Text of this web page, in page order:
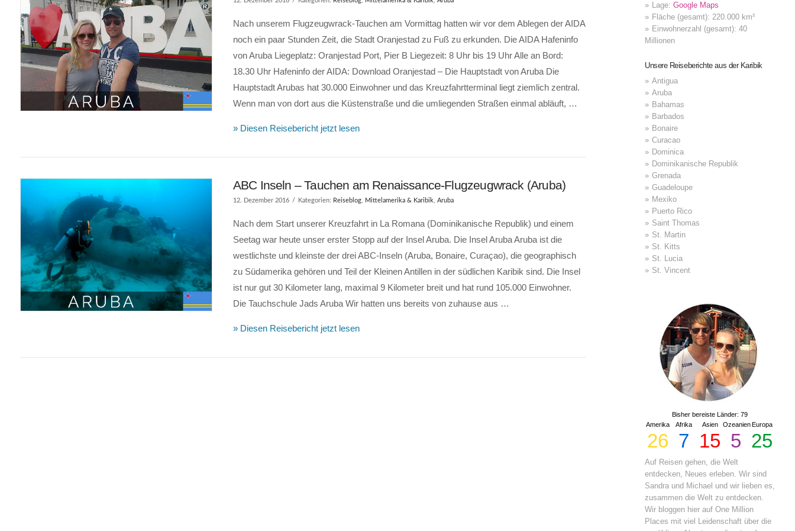
VIEW POST
Nach unserem Flugzeugwrack-Tauchen am Vormittag hatten wir vor dem Ablegen der AIDA
noch ein paar Stunden Zeit, die Stadt Oranjestad zu Fuß zu erkunden. Die AIDA Hafeninfo
von Aruba Liegeplatz: Oranjestad Port, Pier B Liegezeit: 8 Uhr bis 19 Uhr Alle an Bord:
18.30 Uhr Hafeninfo der AIDA: Download Oranjestad – Die Hauptstadt von Aruba Die
Hauptstadt Arubas hat 30.000 Einwohner und das Kreuzfahrtterminal liegt ziemlich zentral.
Wenn man von dort aus die Küstenstraße und die umliegenden Straßen einmal abläuft, …
» Diesen Reisebericht jetzt lesen
ABC Inseln – Tauchen am Renaissance-Flugzeugwrack (Aruba)
12. Dezember 2016 Kategorien: Reiseblog, Mittelamerika & Karibik Aruba
Nach dem Start unserer Kreuzfahrt in La Romana (Dominikanische Republik) und einem
Seetag war heute unser erster Stopp auf der Insel Aruba. Die Insel Aruba Aruba ist die
westlichste und kleinste der drei ABC-Inseln (Aruba, Bonaire, Curaçao), die geographisch
zu Südamerika gehören und Teil der Kleinen Antillen in der südlichen Karibik sind. Die Insel
ist nur gut 30 Kilometer lang, maximal 9 Kilometer breit und hat rund 105.000 Einwohner.
Die Tauchschule Jads Aruba Wir hatten uns bereits von zuhause aus …
» Diesen Reisebericht jetzt lesen
Lage:Google Maps
Fläche (gesamt): 220.000 km²
Einwohnerzahl (gesamt): 40
Millionen
Unsere Reiseberichte aus der Karibik
Antigua
Aruba
Bahamas
Barbados
Bonaire
Curacao
Dominica
Dominikanische Republik
Grenada
Guadeloupe
Mexiko
Puerto Rico
Saint Thomas
St. Martin
St. Kitts
St. Lucia
St. Vincent
Bisher bereiste Länder: 79
Amerika
26
Afrika
7
Asien
15
Ozeanien
5
Europa
25
Auf Reisen gehen, die Welt
entdecken, Neues erleben. Wir sind
Sandra und Michael und wir lieben es,
zusammen die Welt zu entdecken.
Wir bloggen hier auf One Million
Places mit viel Leidenschaft über die